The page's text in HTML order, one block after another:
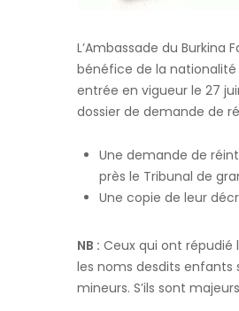
L’Ambassade du Burkina
bénéfice de la nationalité
entrée en vigueur le 27
dossier de demande de
Une demande de
près le Tribunal de
Une copie de leur
NB : Ceux qui ont
les noms desdits enfants
mineurs. S’ils sont